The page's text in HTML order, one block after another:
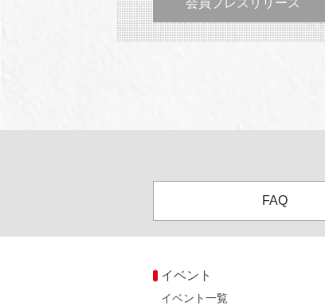
会員プレスリリース
FAQ
イベント
イベント一覧